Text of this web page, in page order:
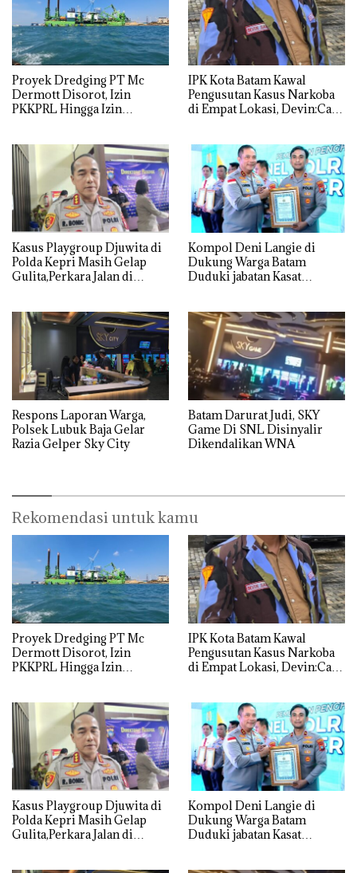
Proyek Dredging PT Mc
Dermott Disorot, Izin
PKKPRL Hingga Izin
IPK Kota Batam Kawal
Pengusutan Kasus Narkoba
di Empat Lokasi, Devin:Cari
Kasus Playgroup Djuwita di
Polda Kepri Masih Gelap
Gulita,Perkara Jalan di
Kompol Deni Langie di
Dukung Warga Batam
Duduki jabatan Kasat
Respons Laporan Warga,
Polsek Lubuk Baja Gelar
Razia Gelper Sky City
Batam Darurat Judi, SKY
Game Di SNL Disinyalir
Dikendalikan WNA
Rekomendasi untuk kamu
Proyek Dredging PT Mc
Dermott Disorot, Izin
PKKPRL Hingga Izin
IPK Kota Batam Kawal
Pengusutan Kasus Narkoba
di Empat Lokasi, Devin:Cari
Kasus Playgroup Djuwita di
Polda Kepri Masih Gelap
Gulita,Perkara Jalan di
Kompol Deni Langie di
Dukung Warga Batam
Duduki jabatan Kasat